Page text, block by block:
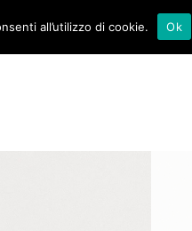
all’utilizzo di cookie. Ok